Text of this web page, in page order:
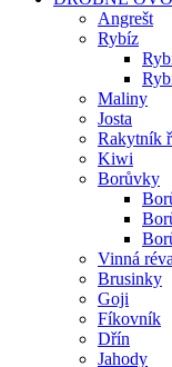
Angrešt
Rybíz
Maliny
Josta
Rakytník
Kiwi
Borůvky
Vinná
Brusinky
Goji
Fíkovník
Dřín
Jahody